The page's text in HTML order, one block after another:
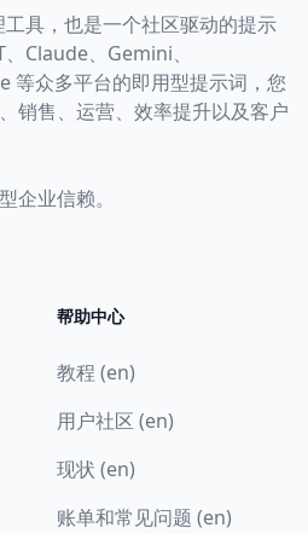
具，也是一个社区驱动的提示
Claude、Gemini、
等众多平台的即用型提示词，您
销售、运营、效率提升以及客户
企业信赖。
帮助中心
教程 (en)
用户社区 (en)
现状 (en)
账单和常见问题 (en)